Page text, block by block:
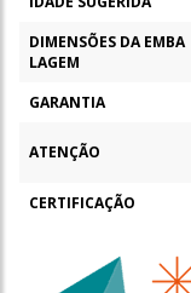
DIMENSÕES DA EMBA
LAGEM
GARANTIA
ATENÇÃO
CERTIFICAÇÃO